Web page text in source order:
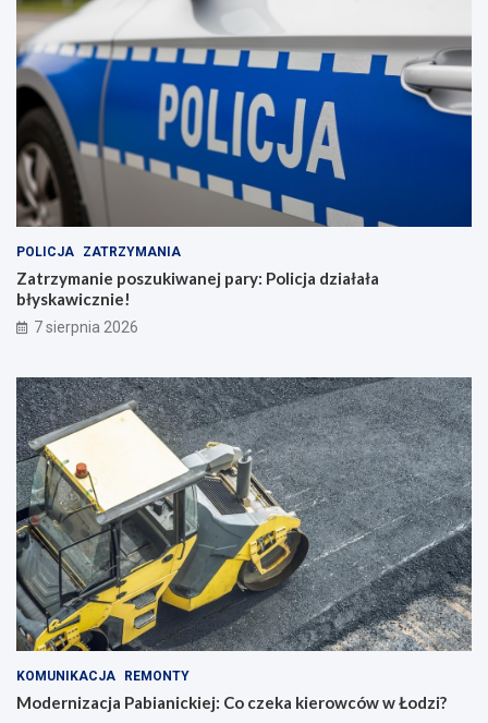
POLICJA ZATRZYMANIA
Zatrzymanie poszukiwanej pary: Policja działała
błyskawicznie!
7 sierpnia 2026
KOMUNIKACJA REMONTY
Modernizacja Pabianickiej: Co czeka kierowców w Łodzi?